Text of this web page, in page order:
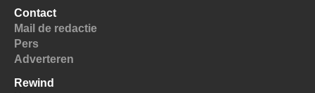
Contact
Mail de redactie
Pers
Adverteren
Rewind